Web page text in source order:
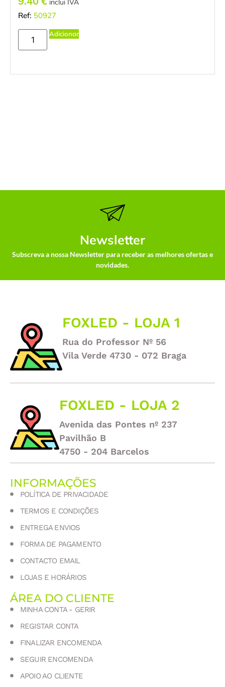
inclui IVA
Ref: 50927
Adicionar
Newsletter
Subscreva a nossa Newsletter para receber as melhores ofertas e
novidades.
FOXLED - LOJA 1
Rua do Professor Nº 56
Vila Verde 4730 - 072 Braga
FOXLED - LOJA 2
Avenida das Pontes nº 237
Pavilhão B
4750 - 204 Barcelos
INFORMAÇÕES
POLÍTICA DE PRIVACIDADE
TERMOS E CONDIÇÕES
ENTREGA ENVIOS
FORMA DE PAGAMENTO
CONTACTO EMAIL
LOJAS E HORÁRIOS
ÁREA DO CLIENTE
MINHA CONTA - GERIR
REGISTAR CONTA
FINALIZAR ENCOMENDA
SEGUIR ENCOMENDA
APOIO AO CLIENTE